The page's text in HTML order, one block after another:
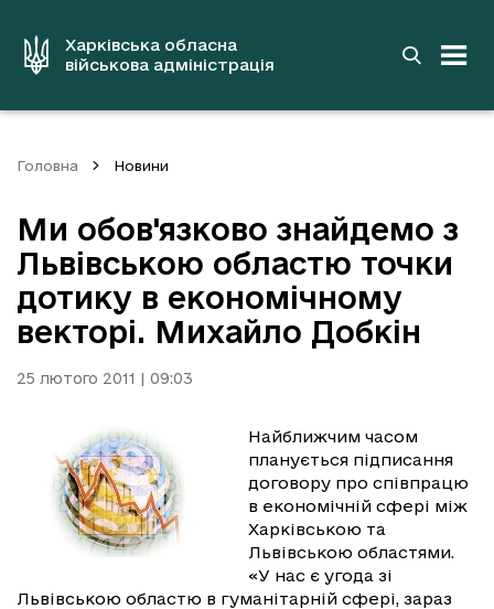
вмістуХарківська обласна
військова адміністрація
Головна Новини
Ми обов'язково знайдемо з
Львівською областю точки
дотику в економічному
векторі. Михайло Добкін
25 лютого 2011 | 09:03
Найближчим часом
планується підписання
договору про співпрацю
в економічній сфері між
Харківською та
Львівською областями.
«У нас є угода зі
Львівською областю в гуманітарній сфері, зараз